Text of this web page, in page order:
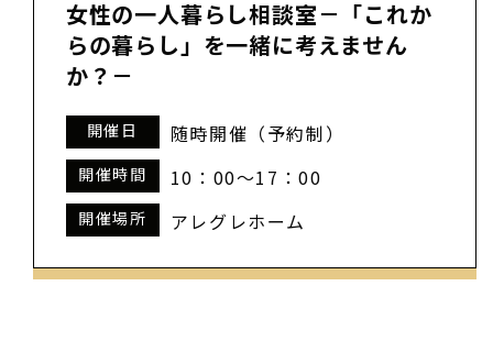
女性の一人暮らし相談室－「これか
らの暮らし」を一緒に考えません
か？－
開催日 随時開催（予約制）
開催時間 10：00～17：00
開催場所 アレグレホーム